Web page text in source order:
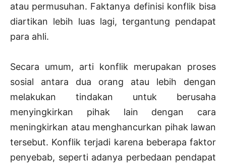
atau permusuhan. Faktanya definisi konflik bisa
diartikan lebih luas lagi, tergantung pendapat
para ahli.
Secara umum, arti konflik merupakan proses
sosial antara dua orang atau lebih dengan
melakukan tindakan untuk berusaha
menyingkirkan pihak lain dengan cara
meningkirkan atau menghancurkan pihak lawan
tersebut. Konflik terjadi karena beberapa faktor
penyebab, seperti adanya perbedaan pendapat